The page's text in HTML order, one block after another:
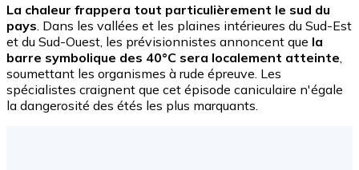
La chaleur frappera tout particulièrement le sud du
pays . Dans les vallées et les plaines intérieures du Sud-Est
et du Sud-Ouest, les prévisionnistes annoncent que la
barre symbolique des 40°C sera localement atteinte
soumettant les organismes à rude épreuve. Les
spécialistes craignent que cet épisode caniculaire n'égale
la dangerosité des étés les plus marquants.